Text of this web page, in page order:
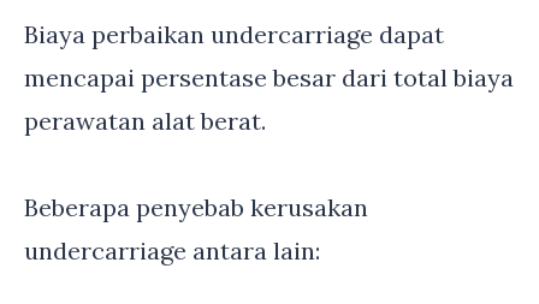
Biaya perbaikan undercarriage dapat
mencapai persentase besar dari total biaya
perawatan alat berat.
Beberapa penyebab kerusakan
undercarriage antara lain: